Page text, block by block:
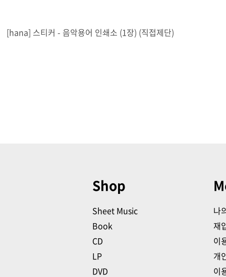
[hana] 스티커 - 음악용어 인쇄소 (1장) (직접제단)
Shop
Sheet Music
Book
CD
LP
DVD
나
재
이
개
이